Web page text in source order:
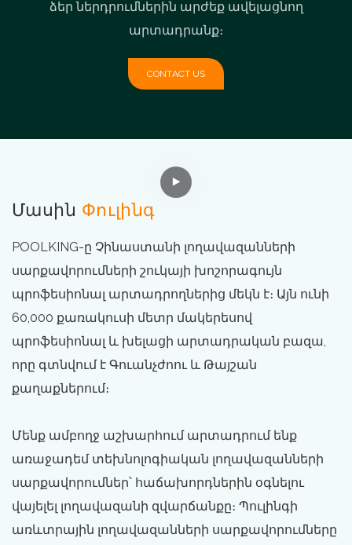
ձեր ներդրումներին արժեք ավելացնող
արտադրանք։
CONTACT US
Մասին Փուլինգ
POOLKING-ը Չինաստանի լողավազանների
սարքավորումների շուկայի խոշորագույն
պրոֆեսիոնալ արտադրողներից մեկն է։ Այն ունի
60,000 քառակուսի մետր մակերեսով
պրոֆեսիոնալ և խելացի արտադրական բազա,
որը գտնվում է Գուանչժոու և Թայշան
քաղաքներում։
Մենք ամբողջ աշխարհում արտադրում ենք
առաջադեմ տեխնոլոգիական լողավազանների
սարքավորումներ՝ հաճախորդներին օգնելու
վայելել լողավազանի զվարճանքը։ Պուլինգի
առևտրային լողավազանների սարքավորումները